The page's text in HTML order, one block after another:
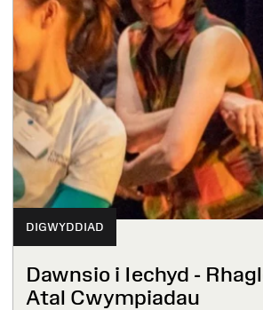
DIGWYDDIAD
Dawnsio i Iechyd -
Atal Cwympiadau